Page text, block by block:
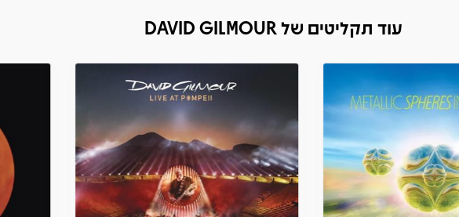
עוד תקליטים של DAVID GILMOUR